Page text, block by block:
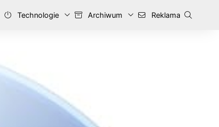
Technologie Archiwum Reklama